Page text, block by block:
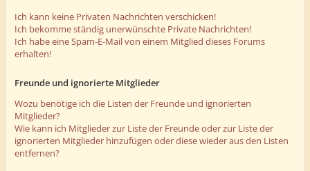
Ich kann keine Privaten Nachrichten verschicken!
Ich bekomme ständig unerwünschte Private Nachrichten!
Ich habe eine Spam-E-Mail von einem Mitglied dieses Forums
erhalten!
Freunde und ignorierte Mitglieder
Wozu benötige ich die Listen der Freunde und ignorierten
Mitglieder?
Wie kann ich Mitglieder zur Liste der Freunde oder zur Liste der
ignorierten Mitglieder hinzufügen oder diese wieder aus den Listen
entfernen?